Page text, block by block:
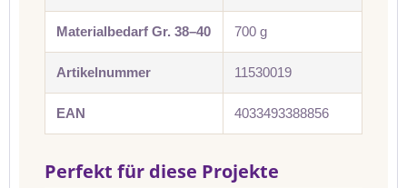
Materialbedarf Gr. 38–40 700 g
Artikelnummer 11530019
EAN 4033493388856
Perfekt für diese Projekte